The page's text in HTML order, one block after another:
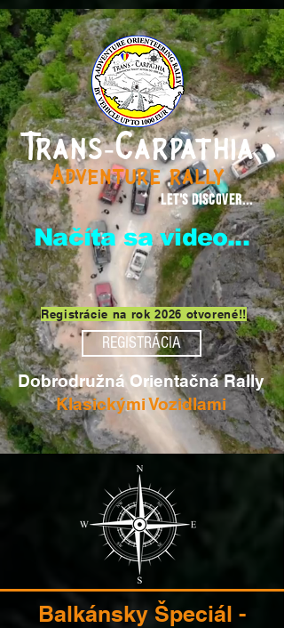
Trans-Carpathia
Adventure rally
Let's discover...
Načíta sa video...
Registrácie na rok 2026 otvorené!!
REGISTRÁCIA
Dobrodružná Orientačná Rally
Klasickými Vozidlami
Balkánsky Špeciál -